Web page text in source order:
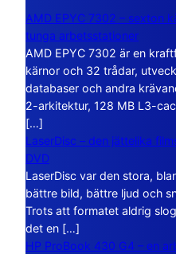
AMD EPYC 7302 – sexton
tunga arbetsstationer
AMD EPYC 7302 är en
kärnor och 32 trådar,
databaser och andra
2-arkitektur, 128 MB L3-
[…]
LaserDisc – den jättelika
DVD
LaserDisc var den stora,
bättre bild, bättre ljud och
Trots att formatet aldrig
det en […]
HP ProBook 430 G4 – en